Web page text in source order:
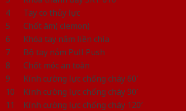
4
Tay co thủy lực
5
Chốt âm( clemon)
6
Khóa tay nắm liền chìa
7
Bộ tay nắm Pull Push
8
Chốt móc an toàn
9
Kính cường lực chống cháy 60′
10
Kính cường lực chống cháy 90′
11
Kính cường lực chống cháy 120′